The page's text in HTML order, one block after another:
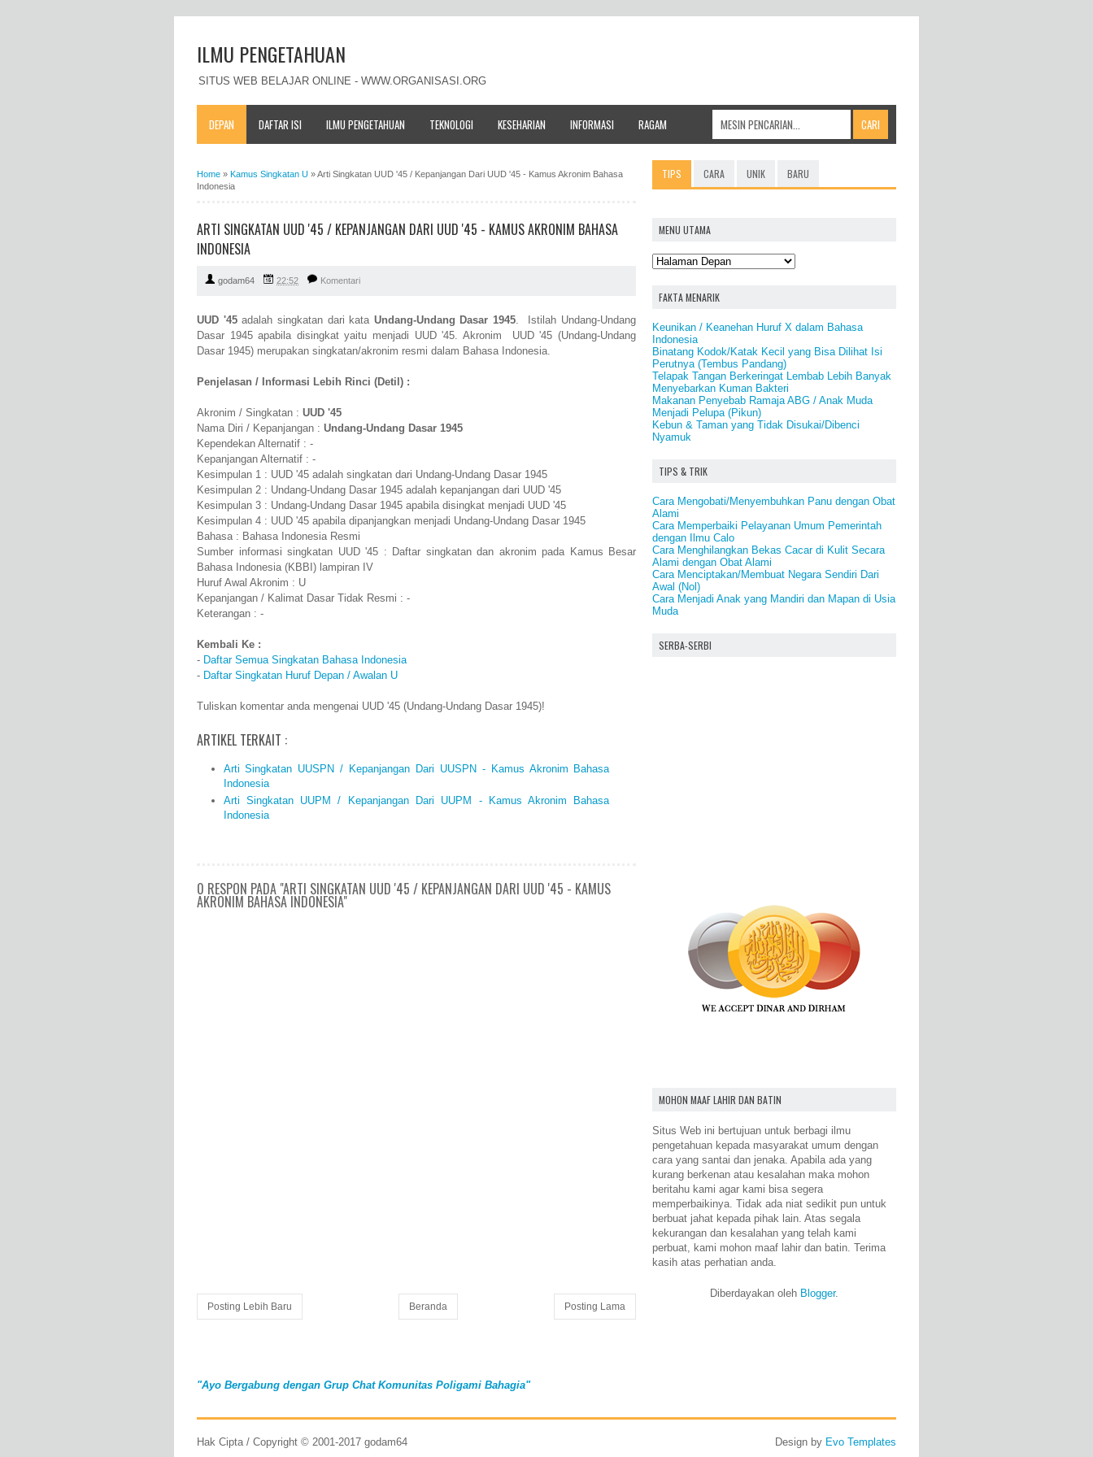
ILMU PENGETAHUAN
SITUS WEB BELAJAR ONLINE - WWW.ORGANISASI.ORG
DEPAN DAFTAR ISI ILMU PENGETAHUAN TEKNOLOGI KESEHARIAN INFORMASI RAGAM
Home » Kamus Singkatan U »Arti Singkatan UUD '45 / Kepanjangan Dari UUD '45 - Kamus Akronim Bahasa
Indonesia
ARTI SINGKATAN UUD '45 / KEPANJANGAN DARI UUD '45 - KAMUS AKRONIM BAHASA
INDONESIA
godam64 22:52 Komentari
UUD '45adalah singkatan dari kata Undang-Undang Dasar 1945. Istilah Undang-Undang
Dasar 1945 apabila disingkat yaitu menjadi UUD '45. Akronim UUD '45 (Undang-Undang
Dasar 1945) merupakan singkatan/akronim resmi dalam Bahasa Indonesia.
Penjelasan / Informasi Lebih Rinci (Detil) :
Akronim / Singkatan : UUD '45
Nama Diri / Kepanjangan : Undang-Undang Dasar 1945
Kependekan Alternatif : -
Kepanjangan Alternatif : -
Kesimpulan 1 : UUD '45 adalah singkatan dari Undang-Undang Dasar 1945
Kesimpulan 2 : Undang-Undang Dasar 1945 adalah kepanjangan dari UUD '45
Kesimpulan 3 : Undang-Undang Dasar 1945 apabila disingkat menjadi UUD '45
Kesimpulan 4 : UUD '45 apabila dipanjangkan menjadi Undang-Undang Dasar 1945
Bahasa : Bahasa Indonesia Resmi
Sumber informasi singkatan UUD '45 : Daftar singkatan dan akronim pada Kamus Besar
Bahasa Indonesia (KBBI) lampiran IV
Huruf Awal Akronim : U
Kepanjangan / Kalimat Dasar Tidak Resmi : -
Keterangan : -
Kembali Ke :
- Daftar Semua Singkatan Bahasa Indonesia
- Daftar Singkatan Huruf Depan / Awalan U
Tuliskan komentar anda mengenai UUD '45 (Undang-Undang Dasar 1945)!
ARTIKEL TERKAIT :
Arti Singkatan UUSPN / Kepanjangan Dari UUSPN - Kamus Akronim Bahasa
Indonesia
Arti Singkatan UUPM / Kepanjangan Dari UUPM - Kamus Akronim Bahasa
Indonesia
0 RESPON PADA "ARTI SINGKATAN UUD '45 / KEPANJANGAN DARI UUD '45 - KAMUS
AKRONIM BAHASA INDONESIA"
Posting Lebih Baru Posting Lama
Beranda
"Ayo Bergabung dengan Grup Chat Komunitas Poligami Bahagia"
TIPS CARA UNIK BARU
MENU UTAMA
FAKTA MENARIK
Keunikan / Keanehan Huruf X dalam Bahasa
Indonesia
Binatang Kodok/Katak Kecil yang Bisa Dilihat Isi
Perutnya (Tembus Pandang)
Telapak Tangan Berkeringat Lembab Lebih Banyak
Menyebarkan Kuman Bakteri
Makanan Penyebab Ramaja ABG / Anak Muda
Menjadi Pelupa (Pikun)
Kebun & Taman yang Tidak Disukai/Dibenci
Nyamuk
TIPS & TRIK
Cara Mengobati/Menyembuhkan Panu dengan Obat
Alami
Cara Memperbaiki Pelayanan Umum Pemerintah
dengan Ilmu Calo
Cara Menghilangkan Bekas Cacar di Kulit Secara
Alami dengan Obat Alami
Cara Menciptakan/Membuat Negara Sendiri Dari
Awal (Nol)
Cara Menjadi Anak yang Mandiri dan Mapan di Usia
Muda
SERBA-SERBI
MOHON MAAF LAHIR DAN BATIN
Situs Web ini bertujuan untuk berbagi ilmu
pengetahuan kepada masyarakat umum dengan
cara yang santai dan jenaka. Apabila ada yang
kurang berkenan atau kesalahan maka mohon
beritahu kami agar kami bisa segera
memperbaikinya. Tidak ada niat sedikit pun untuk
berbuat jahat kepada pihak lain. Atas segala
kekurangan dan kesalahan yang telah kami
perbuat, kami mohon maaf lahir dan batin. Terima
kasih atas perhatian anda.
Diberdayakan oleh Blogger.
Hak Cipta / Copyright © 2001-2017 godam64 Design by Evo Templates